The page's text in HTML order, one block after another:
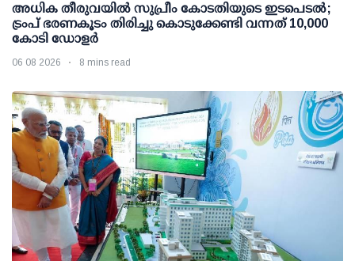
അധിക തീരുവയില്‍ സുപ്രീം കോടതിയുടെ ഇടപെടല്‍;
ട്രംപ് ഭരണകൂടം തിരിച്ചു കൊടുക്കേണ്ടി വന്നത് 10,000
കോടി ഡോളര്‍
06 08 2026 8 mins read